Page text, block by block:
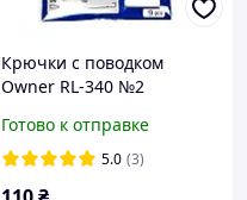
Крючки с поводком
Owner RL-340 №2
Готово к отправке
5.0 (3)